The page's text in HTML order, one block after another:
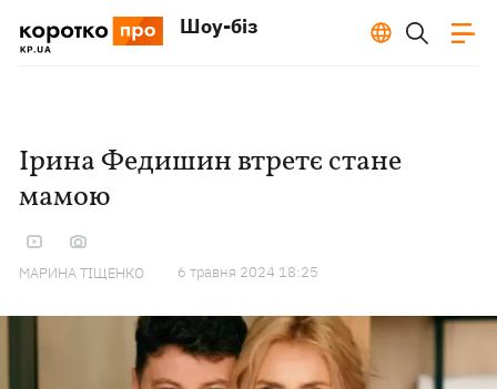
Шоу-біз
Ірина Федишин втретє стане
мамою
МАРИНА ТІЩЕНКО 6 травня 2024 18:25